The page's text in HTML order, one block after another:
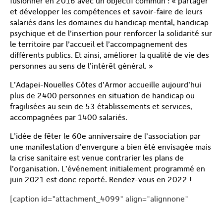
et développer les compétences et savoir-faire de leurs
salariés dans les domaines du handicap mental, handicap
psychique et de l’insertion pour renforcer la solidarité sur
le territoire par l’accueil et l’accompagnement des
différents publics. Et ainsi, améliorer la qualité de vie des
personnes au sens de l’intérêt général. »
L’Adapei-Nouelles Côtes d’Armor accueille aujourd’hui
plus de 2400 personnes en situation de handicap ou
fragilisées au sein de 53 établissements et services,
accompagnées par 1400 salariés.
L’idée de fêter le 60e anniversaire de l’association par
une manifestation d’envergure a bien été envisagée mais
la crise sanitaire est venue contrarier les plans de
l’organisation. L’événement initialement programmé en
juin 2021 est donc reporté. Rendez-vous en 2022 !
[caption id="attachment_4099" align="alignnone"